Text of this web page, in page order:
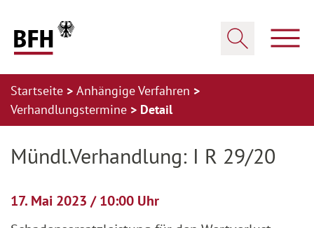
Startseite
Anhängige Verfahren
Verhandlungstermine
Detail
Mündl.Verhandlung: I R 29/20
17. Mai 2023 / 10:00 Uhr